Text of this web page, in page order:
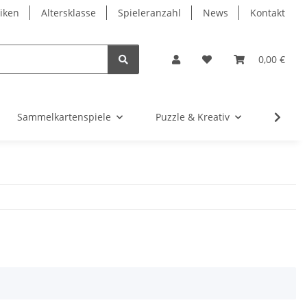
Altersklasse Spieleranzahl News Kontakt
0,00 €
Sammelkartenspiele Puzzle & Kreativ